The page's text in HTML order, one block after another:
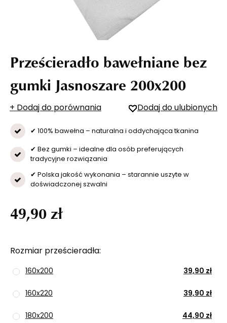
Prześcieradło bawełniane bez
gumki Jasnoszare 200x200
+ Dodaj do porównania Dodaj do ulubionych
✔ 100% bawełna – naturalna i oddychająca tkanina
✔ Bez gumki – idealne dla osób preferujących
tradycyjne rozwiązania
✔ Polska jakość wykonania – starannie uszyte w
doświadczonej szwalni
Rozmiar prześcieradła
160x200 39,90 zł
160x220 39,90 zł
180x200 44,90 zł
49,90 zł